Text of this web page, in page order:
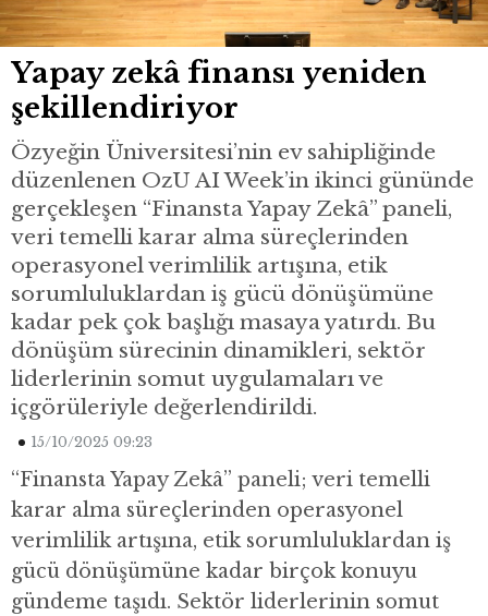
Yapay zekâ finansı yeniden
şekillendiriyor
Özyeğin Üniversitesi’nin ev sahipliğinde
düzenlenen OzU AI Week’in ikinci gününde
gerçekleşen “Finansta Yapay Zekâ” paneli,
veri temelli karar alma süreçlerinden
operasyonel verimlilik artışına, etik
sorumluluklardan iş gücü dönüşümüne
kadar pek çok başlığı masaya yatırdı. Bu
dönüşüm sürecinin dinamikleri, sektör
liderlerinin somut uygulamaları ve
içgörüleriyle değerlendirildi.
15/10/2025 09:23
“Finansta Yapay Zekâ” paneli; veri temelli
karar alma süreçlerinden operasyonel
verimlilik artışına, etik sorumluluklardan iş
gücü dönüşümüne kadar birçok konuyu
gündeme taşıdı. Sektör liderlerinin somut